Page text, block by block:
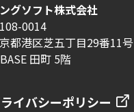
グソフト株式会社
0014
都港区芝五丁目29番11号
田町 5階
イバシーポリシー